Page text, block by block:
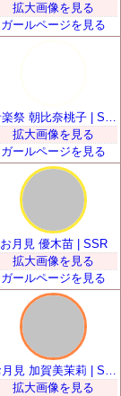
拡大画像を見る
ガールページを見る
拡大画像を見る
ガールページを見る
お月見 優木苗 | SSR
拡大画像を見る
ガールページを見る
拡大画像を見る